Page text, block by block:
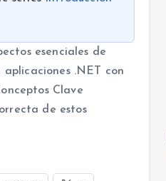
esenciales de
.NET con
Clave
de estos